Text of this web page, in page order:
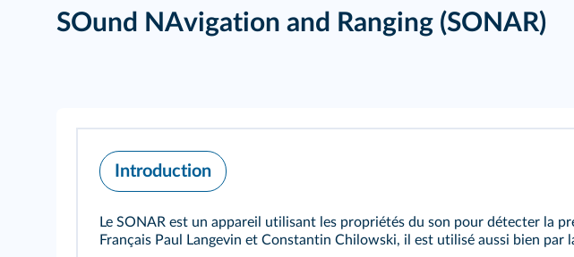
SOund NAvigation and Ranging (SONAR)
Introduction
Le SONAR est un appareil utilisant les propriétés du son pour détecter la
Français Paul Langevin et Constantin Chilowski, il est utilisé aussi bien par